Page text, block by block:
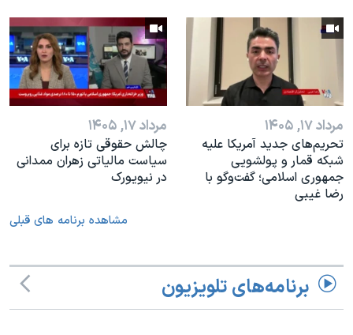
مرداد ۱۷, ۱۴۰۵
تحریم‌های جدید آمریکا علیه
شبکه قمار و پولشویی
جمهوری اسلامی؛ گفت‌وگو با
رضا غیبی
مرداد ۱۷, ۱۴۰۵
چالش حقوقی تازه برای
سیاست مالیاتی زهران ممدانی
در نیویورک
مشاهده برنامه های قبلی
برنامه‌های تلویزیون